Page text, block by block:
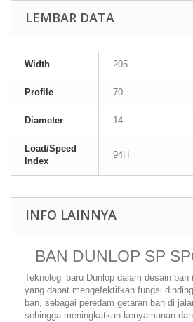
LEMBAR DATA
Width 205
Profile 70
Diameter 14
Load/Speed
Index
94H
INFO LAINNYA
BAN DUNLOP SP
Teknologi baru Dunlop dalam desain
yang dapat mengefektifkan fungsi
ban, sebagai peredam getaran ban di
sehingga meningkatkan kenyamanan